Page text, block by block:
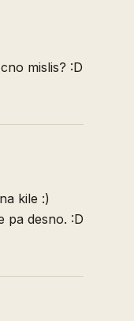
mislis? :D
kile :)
pa desno. :D